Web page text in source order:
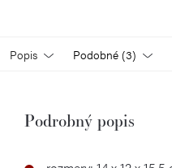
Popis Podobné (3)
Podrobný popis